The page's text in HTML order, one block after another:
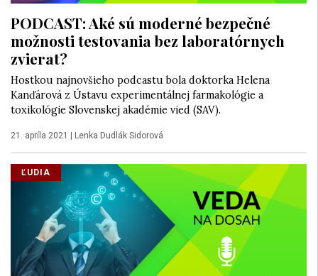
PODCAST: Aké sú moderné bezpečné
možnosti testovania bez laboratórnych
zvierat?
Hostkou najnovšieho podcastu bola doktorka Helena
Kanďárová z Ústavu experimentálnej farmakológie a
toxikológie Slovenskej akadémie vied (SAV).
21. apríla 2021 Lenka Dudlák Sidorová
ĽUDIA